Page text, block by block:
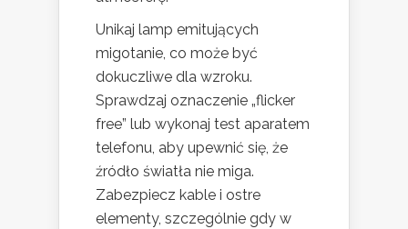
Unikaj lamp emitujących
migotanie, co może być
dokuczliwe dla wzroku.
Sprawdzaj oznaczenie „flicker
free” lub wykonaj test aparatem
telefonu, aby upewnić się, że
źródło światła nie miga.
Zabezpiecz kable i ostre
elementy, szczególnie gdy w